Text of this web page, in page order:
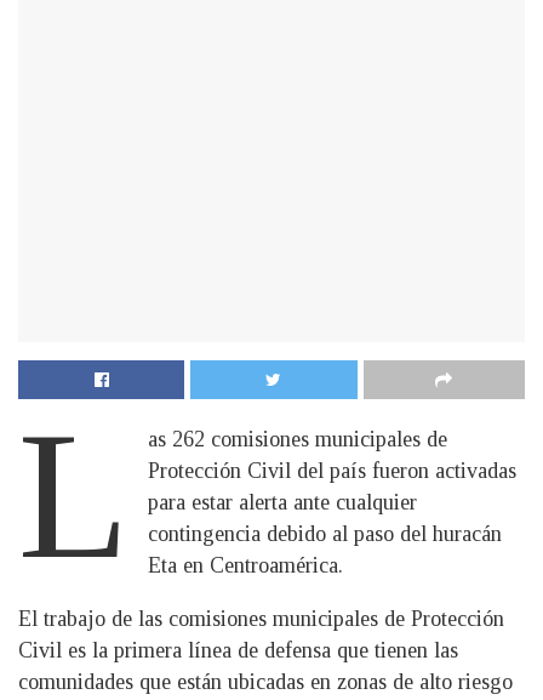
L
as 262 comisiones municipales de
Protección Civil del país fueron activadas
para estar alerta ante cualquier
contingencia debido al paso del huracán
Eta en Centroamérica.
El trabajo de las comisiones municipales de Protección
Civil es la primera línea de defensa que tienen las
comunidades que están ubicadas en zonas de alto riesgo